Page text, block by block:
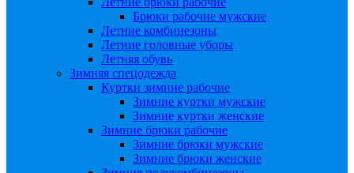
Брюки рабочие мужские
Летние комбинезоны
Летние головные уборы
Летняя обувь
Зимняя спецодежда
Куртки зимние рабочие
Зимние куртки мужские
Зимние куртки женские
Зимние брюки рабочие
Зимние брюки мужские
Зимние брюки женские